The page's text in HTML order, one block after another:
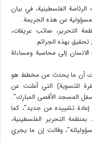
الرئاسة الفلسطينية، في بيان
عن هذه الجريمة.
التحرير، صائب عريقات،
تحقيق بهذه الجرائم.
إلى محاسبة ومساءلة
تدرك أن ما يحدث من مخطط هو
للتسوية) التي أعلنت عن
المسجد الأقصى المبارك”.
تشييده من جديد”، كما
التحرير الفلسطينية،
وقالت إن ما يجري